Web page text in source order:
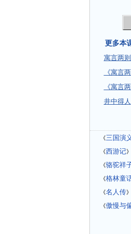
更多
寓言两
《寓言
《寓言
井中得人
《三国演
《西游记》
《骆驼祥
《格林童
《名人传》
《傲慢与